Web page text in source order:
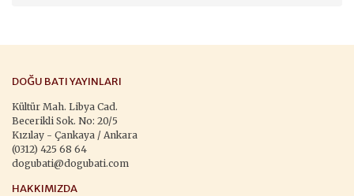
DOĞU BATI YAYINLARI
Kültür Mah. Libya Cad.
Becerikli Sok. No: 20/5
Kızılay - Çankaya / Ankara
(0312) 425 68 64
dogubati@dogubati.com
HAKKIMIZDA